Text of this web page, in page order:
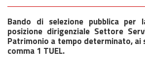
Bando di selezione pubblica per
posizione dirigenziale Settore
Patrimonio a tempo determinato, ai
comma 1 TUEL.